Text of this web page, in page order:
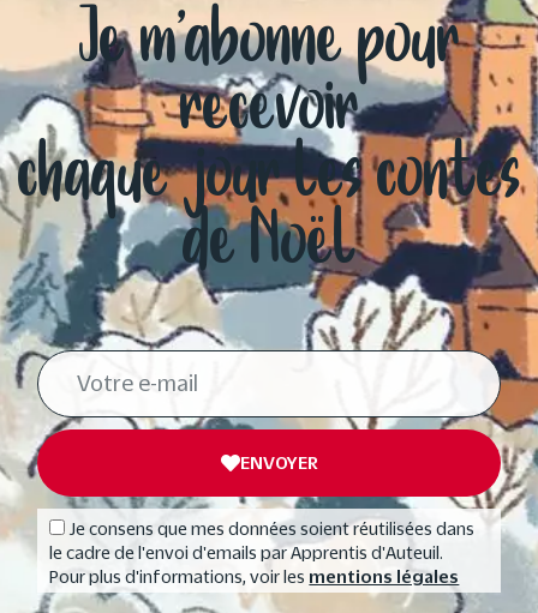
Je m’abonne pour
recevoir
chaque jour les contes
de Noël
Je consens que mes données soient réutilisées dans
le cadre de l'envoi d'emails par Apprentis d'Auteuil.
Pour plus d'informations, voir les mentions légales
ENVOYER